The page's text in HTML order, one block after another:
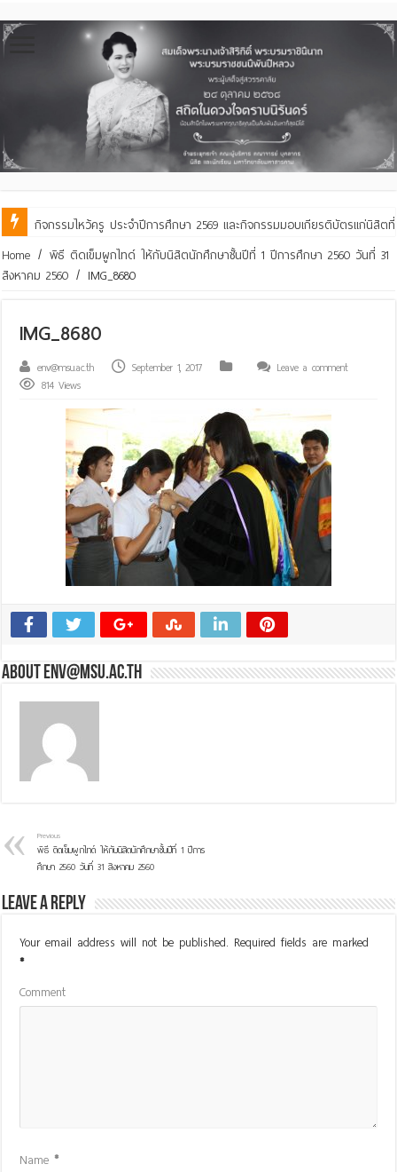
กิจกรรมไหว้ครู ประจำปีการศึกษา 2569 และกิจกรรมมอบเกียรติบัตรแก่นิสิ
คณะสิ่งแวดล้อมฯ มมส ร่วมสืบสานประเพณีฮีตเดือน ๘ ถวายเทียนพรรษา ๒
Home / พิธี ติดเข็มผูกไทด์ ให้กับนิสิตนักศึกษาชั้นปีที่ 1 ปีการศึกษา 2560 วันที่ 31
สิงหาคม 2560 / IMG_8680
IMG_8680
env@msu.ac.th September 1, 2017
Leave a comment
814 Views
About env@msu.ac.th
Previous
พิธี ติดเข็มผูกไทด์ ให้กับนิสิตนักศึกษาชั้นปีที่ 1 ปีการ
ศึกษา 2560 วันที่ 31 สิงหาคม 2560
Leave a Reply
Your email address will not be published. Required fields are marked
*
Comment
Name*